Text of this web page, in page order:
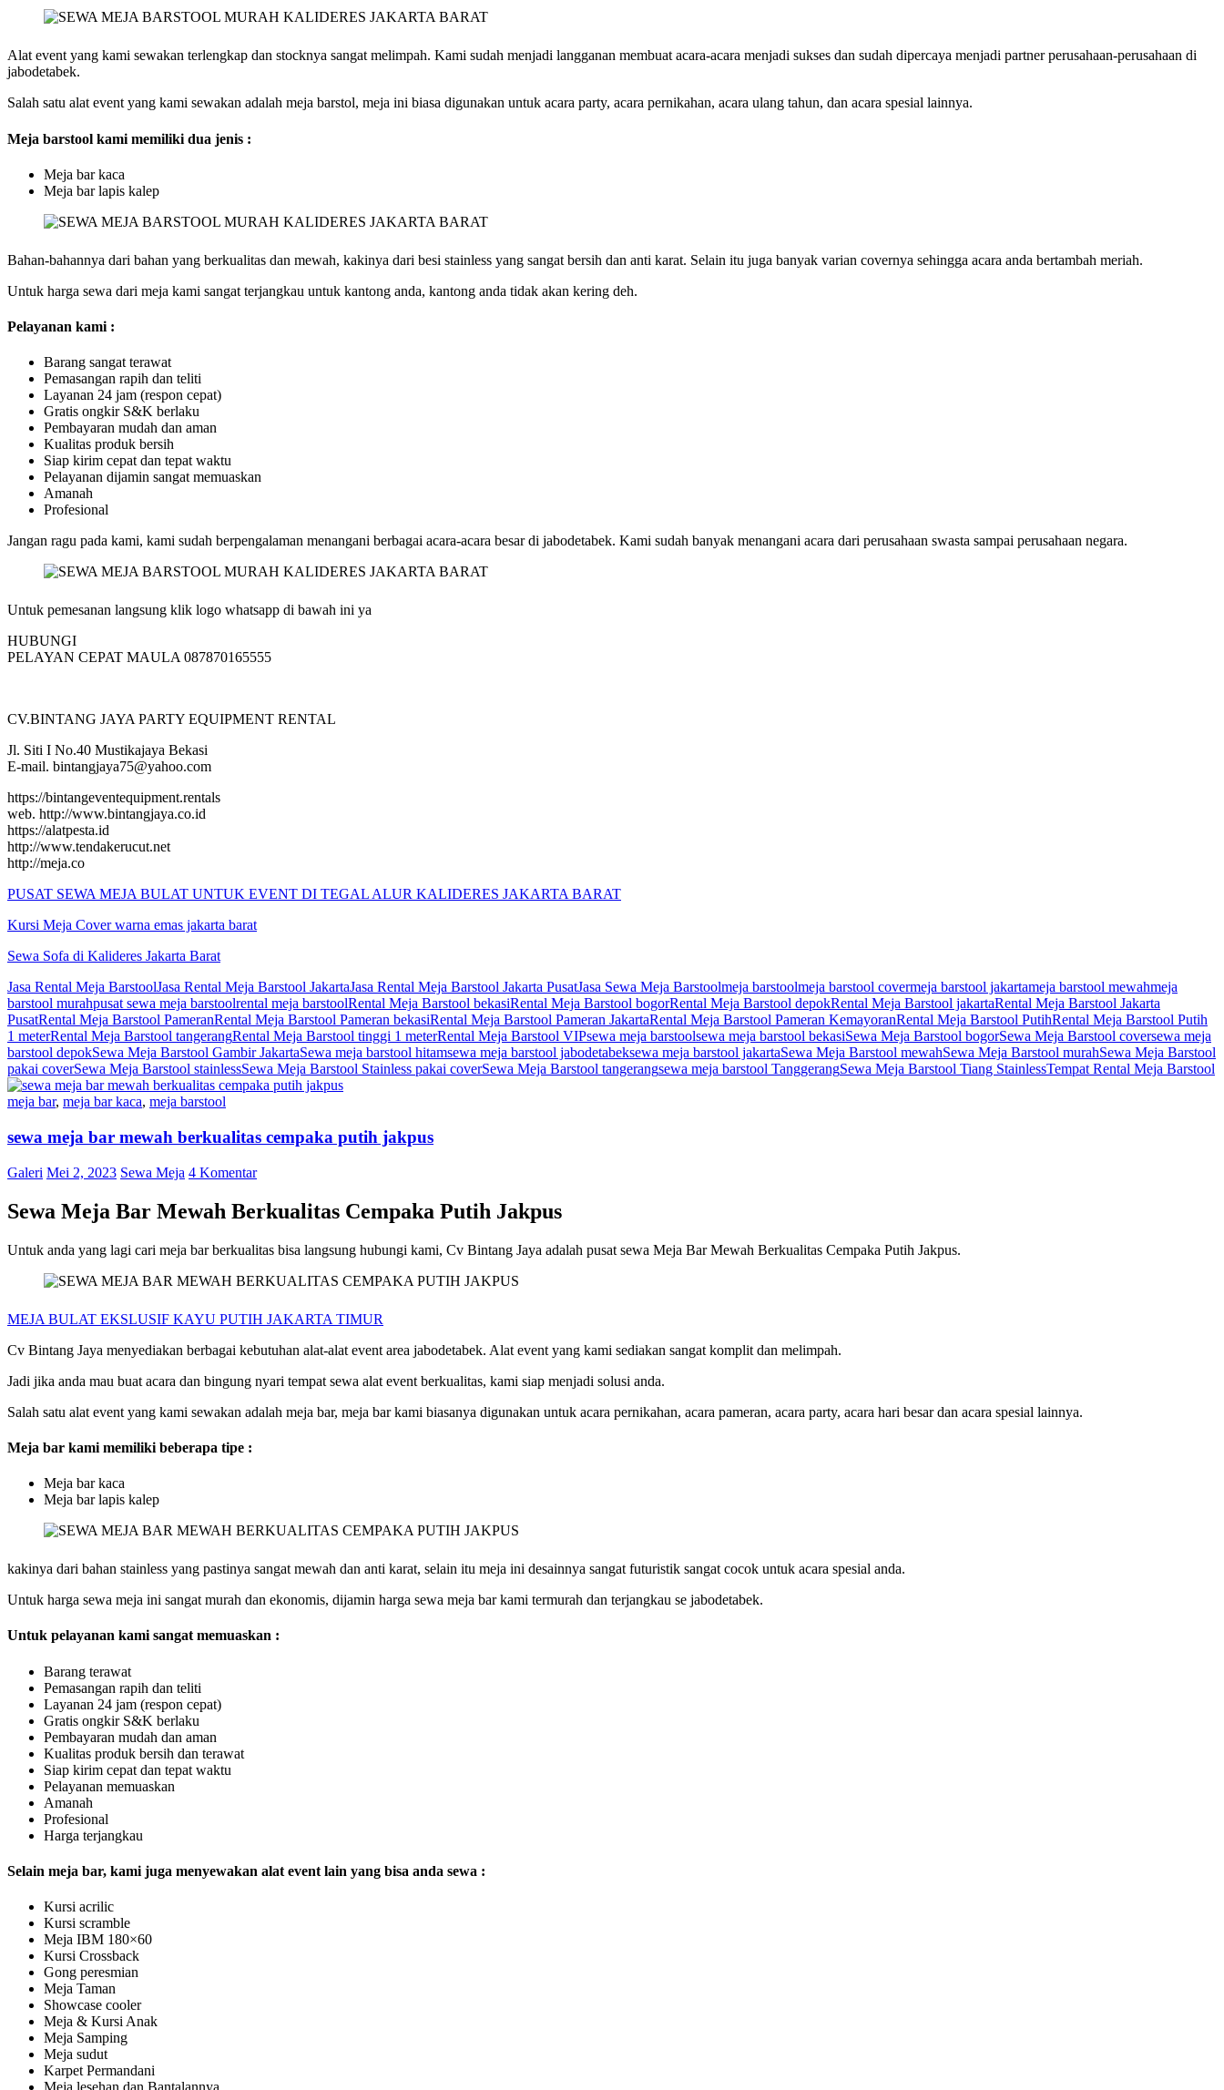
Alat event yang kami sewakan terlengkap dan stocknya sangat melimpah. Kami sudah menjadi langganan membuat acara-acara menjadi sukses dan sudah dipercaya menjadi partner perusahaan-perusahaan di
jabodetabek.
Salah satu alat event yang kami sewakan adalah meja barstol, meja ini biasa digunakan untuk acara party, acara pernikahan, acara ulang tahun, dan acara spesial lainnya.
Meja barstool kami memiliki dua jenis :
Meja bar kaca
Meja bar lapis kalep
Bahan-bahannya dari bahan yang berkualitas dan mewah, kakinya dari besi stainless yang sangat bersih dan anti karat. Selain itu juga banyak varian covernya sehingga acara anda bertambah meriah.
Untuk harga sewa dari meja kami sangat terjangkau untuk kantong anda, kantong anda tidak akan kering deh.
Pelayanan kami :
Barang sangat terawat
Pemasangan rapih dan teliti
Layanan 24 jam (respon cepat)
Gratis ongkir S&K berlaku
Pembayaran mudah dan aman
Kualitas produk bersih
Siap kirim cepat dan tepat waktu
Pelayanan dijamin sangat memuaskan
Amanah
Profesional
Jangan ragu pada kami, kami sudah berpengalaman menangani berbagai acara-acara besar di jabodetabek. Kami sudah banyak menangani acara dari perusahaan swasta sampai perusahaan negara.
Untuk pemesanan langsung klik logo whatsapp di bawah ini ya
HUBUNGI
PELAYAN CEPAT MAULA 087870165555
CV.BINTANG JAYA PARTY EQUIPMENT RENTAL
Jl. Siti I No.40 Mustikajaya Bekasi
E-mail. bintangjaya75@yahoo.com
https://bintangeventequipment.rentals
web. http://www.bintangjaya.co.id
https://alatpesta.id
http://www.tendakerucut.net
http://meja.co
PUSAT SEWA MEJA BULAT UNTUK EVENT DI TEGAL ALUR KALIDERES JAKARTA BARAT
Kursi Meja Cover warna emas jakarta barat
Sewa Sofa di Kalideres Jakarta Barat
Jasa Rental Meja BarstoolJasa Rental Meja Barstool JakartaJasa Rental Meja Barstool Jakarta PusatJasa Sewa Meja Barstoolmeja barstoolmeja barstool covermeja barstool jakartameja barstool mewahmeja
barstool murahpusat sewa meja barstoolrental meja barstoolRental Meja Barstool bekasiRental Meja Barstool bogorRental Meja Barstool depokRental Meja Barstool jakartaRental Meja Barstool Jakarta
PusatRental Meja Barstool PameranRental Meja Barstool Pameran bekasiRental Meja Barstool Pameran JakartaRental Meja Barstool Pameran KemayoranRental Meja Barstool PutihRental Meja Barstool Putih
1 meterRental Meja Barstool tangerangRental Meja Barstool tinggi 1 meterRental Meja Barstool VIPsewa meja barstoolsewa meja barstool bekasiSewa Meja Barstool bogorSewa Meja Barstool coversewa meja
barstool depokSewa Meja Barstool Gambir JakartaSewa meja barstool hitamsewa meja barstool jabodetabeksewa meja barstool jakartaSewa Meja Barstool mewahSewa Meja Barstool murahSewa Meja Barstool
pakai coverSewa Meja Barstool stainlessSewa Meja Barstool Stainless pakai coverSewa Meja Barstool tangerangsewa meja barstool TanggerangSewa Meja Barstool Tiang StainlessTempat Rental Meja Barstool
meja bar, meja bar kaca, meja barstool
sewa meja bar mewah berkualitas cempaka putih jakpus
Galeri Mei 2, 2023 Sewa Meja 4 Komentar
Sewa Meja Bar Mewah Berkualitas Cempaka Putih Jakpus
Untuk anda yang lagi cari meja bar berkualitas bisa langsung hubungi kami, Cv Bintang Jaya adalah pusat sewa Meja Bar Mewah Berkualitas Cempaka Putih Jakpus.
MEJA BULAT EKSLUSIF KAYU PUTIH JAKARTA TIMUR
Cv Bintang Jaya menyediakan berbagai kebutuhan alat-alat event area jabodetabek. Alat event yang kami sediakan sangat komplit dan melimpah.
Jadi jika anda mau buat acara dan bingung nyari tempat sewa alat event berkualitas, kami siap menjadi solusi anda.
Salah satu alat event yang kami sewakan adalah meja bar, meja bar kami biasanya digunakan untuk acara pernikahan, acara pameran, acara party, acara hari besar dan acara spesial lainnya.
Meja bar kami memiliki beberapa tipe :
Meja bar kaca
Meja bar lapis kalep
kakinya dari bahan stainless yang pastinya sangat mewah dan anti karat, selain itu meja ini desainnya sangat futuristik sangat cocok untuk acara spesial anda.
Untuk harga sewa meja ini sangat murah dan ekonomis, dijamin harga sewa meja bar kami termurah dan terjangkau se jabodetabek.
Untuk pelayanan kami sangat memuaskan :
Barang terawat
Pemasangan rapih dan teliti
Layanan 24 jam (respon cepat)
Gratis ongkir S&K berlaku
Pembayaran mudah dan aman
Kualitas produk bersih dan terawat
Siap kirim cepat dan tepat waktu
Pelayanan memuaskan
Amanah
Profesional
Harga terjangkau
Selain meja bar, kami juga menyewakan alat event lain yang bisa anda sewa :
Kursi acrilic
Kursi scramble
Meja IBM 180×60
Kursi Crossback
Gong peresmian
Meja Taman
Showcase cooler
Meja & Kursi Anak
Meja Samping
Meja sudut
Karpet Permandani